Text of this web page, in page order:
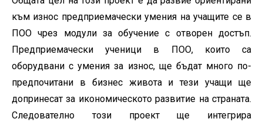
към износ предприемачески умения на учащите се в
ПОО чрез модули за обучение с отворен достъп.
Предприемачески ученици в ПОО, които са
оборудвани с умения за износ, ще бъдат много по-
предпочитани в бизнес живота и тези учащи ще
допринесат за икономическото развитие на страната.
Следователно този проект ще интегрира